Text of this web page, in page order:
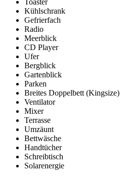
Toaster
Kühlschrank
Gefrierfach
Radio
Meerblick
CD Player
Ufer
Bergblick
Gartenblick
Parken
Breites Doppelbett (Kingsize)
Ventilator
Mixer
Terrasse
Umzäunt
Bettwäsche
Handtücher
Schreibtisch
Solarenergie